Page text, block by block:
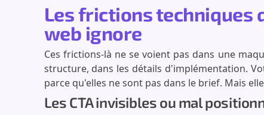
Les frictions techniques
web ignore
Ces frictions-là ne se voient pas dans une
structure, dans les détails d'implémentation.
parce qu'elles ne sont pas dans le brief. Mais
Les CTA invisibles ou mal